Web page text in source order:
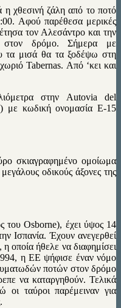
χθεσινή ζάλη από το ποτό
Αφού παρέθεσα μερικές
τον Αλεσάντρο και την
στον δρόμο. Σήμερα με
τα μισά θα τα ξοδέψω στη
Tabernas. Από ‘κει και
στην Autovia del
με κωδική ονομασία Ε-15
σκιαγραφημένο ομοίωμα
οδικούς άξονες της
του Osborne), έχει ύψος 14
Ισπανία. Έχουν ανεγερθεί
οποία ήθελε να διαφημίσει
η ΕΕ ψήφισε έναν νόμο
ποτών στον δρόμο
να καταργηθούν. Τελικά
οι ταύροι παρέμειναν για